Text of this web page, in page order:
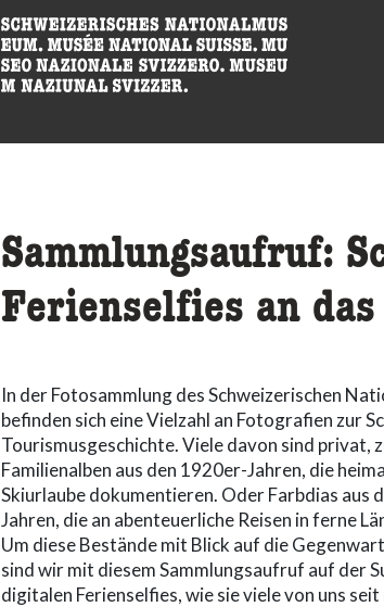
Sammlungsaufruf:
Ferienselfies an
In der Fotosammlung des Schweizerischen
befinden sich eine Vielzahl an Fotografien zur
Tourismusgeschichte. Viele davon sind privat,
Familienalben aus den 1920er-Jahren, die
Skiurlaube dokumentieren. Oder Farbdias aus
Jahren, die an abenteuerliche Reisen in ferne
Um diese Bestände mit Blick auf die
sind wir mit diesem Sammlungsaufruf auf der
digitalen Ferienselfies, wie sie viele von uns